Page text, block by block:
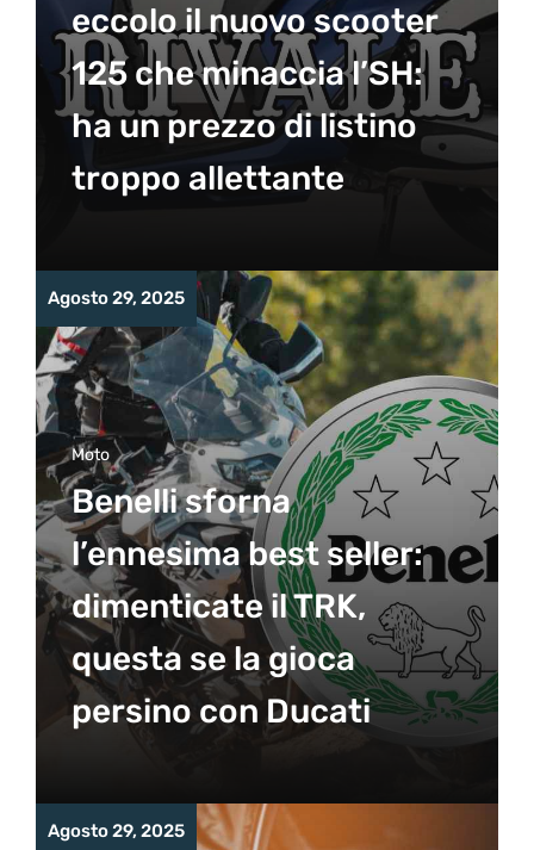
eccolo il nuovo scooter
125 che minaccia l’SH:
ha un prezzo di listino
troppo allettante
Agosto 29, 2025
Moto
Benelli sforna
l’ennesima best seller:
dimenticate il TRK,
questa se la gioca
persino con Ducati
Agosto 29, 2025